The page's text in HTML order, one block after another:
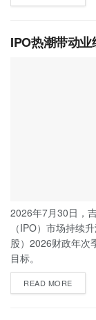
IPO热潮带动
2026年7月30日，
（IPO）市场持续
股）2026财政年次
目标。
READ MORE